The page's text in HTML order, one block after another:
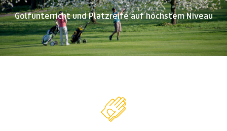
Golfunterricht und Platzreife auf höchstem Niveau